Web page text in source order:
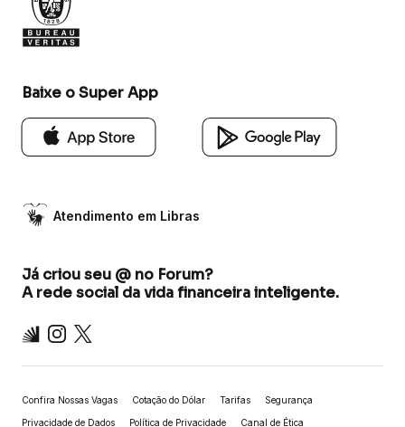
Baixe o Super App
Atendimento em Libras
Já criou seu @ no Forum?
A rede social da vida financeira inteligente.
Inter Instagram
X
Confira Nossas Vagas Cotação do Dólar Tarifas Segurança
Privacidade de Dados Política de Privacidade Canal de Ética